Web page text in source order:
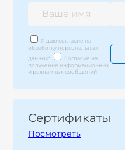
Я даю согласие на
обработку персональных
данных*
Согласие на
получение информационных
и рекламных сообщений
Сертификаты
Посмотреть